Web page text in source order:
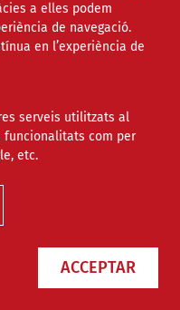
a elles podem
de navegació.
en l’experiència de
serveis utilitzats al
funcionalitats com per
etc.
ACCEPTAR
per la fam a
per les